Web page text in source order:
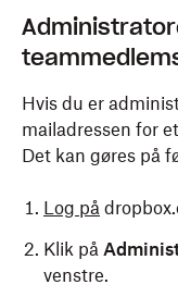
Hvis du er
mailadressen for
Det kan gøres på
Log på
Klik på
venstre.